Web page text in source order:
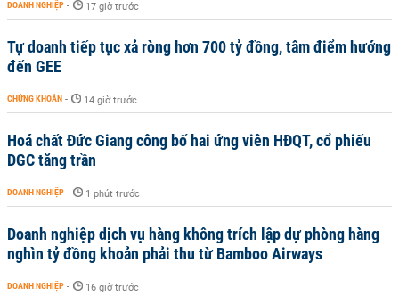
DOANH NGHIỆP - 17 giờ trước
Tự doanh tiếp tục xả ròng hơn 700 tỷ đồng, tâm điểm hướng
đến GEE
CHỨNG KHOÁN - 14 giờ trước
Hoá chất Đức Giang công bố hai ứng viên HĐQT, cổ phiếu
DGC tăng trần
DOANH NGHIỆP - 1 phút trước
Doanh nghiệp dịch vụ hàng không trích lập dự phòng hàng
nghìn tỷ đồng khoản phải thu từ Bamboo Airways
DOANH NGHIỆP - 16 giờ trước